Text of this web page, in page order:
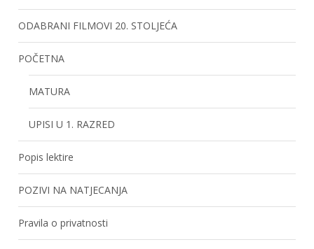
ODABRANI FILMOVI 20. STOLJEĆA
POČETNA
MATURA
UPISI U 1. RAZRED
Popis lektire
POZIVI NA NATJECANJA
Pravila o privatnosti